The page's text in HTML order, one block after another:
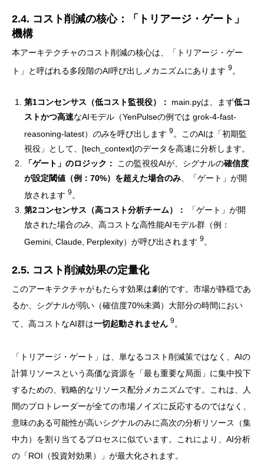
2.4. コスト削減の核心：「トリアージ・ゲート」
機構
本アーキテクチャのコスト削減の核心は、「トリアージ・ゲー
ト」と呼ばれる多段階のAI呼び出しメカニズムにあります 9。
第1コンセンサス（低コスト監視役）： main.pyは、まず低コ
ストかつ高速なAIモデル（YenPulseの例では grok-4-fast-
reasoning-latest） のみを呼び出します 9。このAIは「初期監
視役」として、[tech_context]のデータを高速に分析します。
「ゲート」のロジック：
この監視役AIが、シグナルの確信度
が設定閾値（例：70%）を超えた場合のみ 、「ゲート」が開
放されます 9。
第2コンセンサス（高コスト分析チーム）：
「ゲート」が開
放された場合のみ 、高コストな高性能AIモデル群（例：
Gemini, Claude, Perplexity）が呼び出されます 9。
2.5. コスト削減効果の定量化
このアーキテクチャがもたらす効果は劇的です。市場が静穏であ
るか、シグナルが弱い（確信度70%未満）大部分の時間におい
て、高コストなAI群は一切起動されません 9。
「トリアージ・ゲート」は、単なるコスト削減策ではなく、AIの
計算リソースという高価な資源を「最も重要な局面」に集中投下
するための、戦略的なリソース配分メカニズムです。これは、人
間のプロトレーダーが全ての市場ノイズに反応するのではなく、
意味のある可能性が高いシグナルのみに高次の分析リソース（集
中力）を割り当てるプロセスに似ています。これにより、AI分析
の「ROI（投資対効果）」が最大化されます。